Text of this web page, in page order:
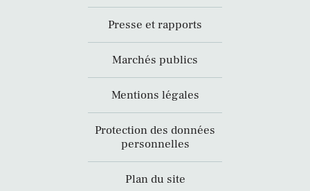
Presse et rapports
Marchés publics
Mentions légales
Protection des données
personnelles
Plan du site